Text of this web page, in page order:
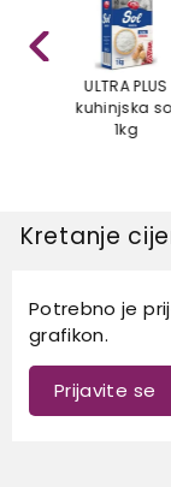
ULTRA PLUS
kuhinjska
1kg
Kretanje
Potrebno je
grafikon.
Prijavite se